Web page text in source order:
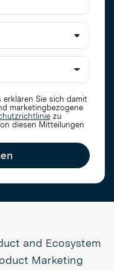
erklären Sie sich damit
marketingbezogene
zu
diesen Mitteilungen
and Ecosystem
Marketing